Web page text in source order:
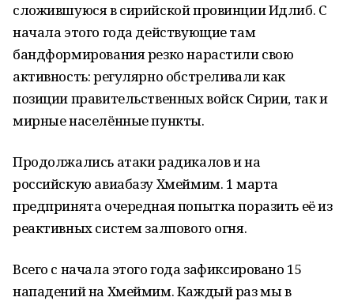
сложившуюся в сирийской провинции Идлиб. С
начала этого года действующие там
бандформирования резко нарастили свою
активность: регулярно обстреливали как
позиции правительственных войск Сирии, так и
мирные населённые пункты.
Продолжались атаки радикалов и на
российскую авиабазу Хмеймим. 1 марта
предпринята очередная попытка поразить её из
реактивных систем залпового огня.
Всего с начала этого года зафиксировано 15
нападений на Хмеймим. Каждый раз мы в